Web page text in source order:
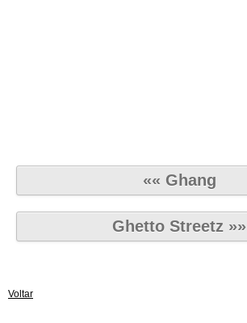
«« Ghang
Ghetto Streetz »»
Voltar